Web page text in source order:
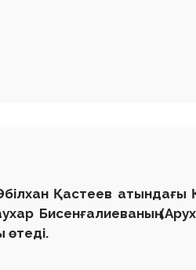
Қастеев атындағы
Бисенғалиеваның
өтеді.